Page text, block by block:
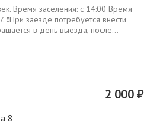
Время заселения: с 14:00 Время
заезде потребуется внести
в день выезда, после...
2 000 ₽
8